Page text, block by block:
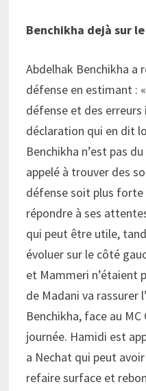
Benchikha dejà sur
Abdelhak Benchikha a
défense en estimant :
défense et des erreurs
déclaration qui en dit
Benchikha n’est pas
appelé à trouver des
défense soit plus forte
répondre à ses
qui peut être utile,
évoluer sur le côté
et Mammeri n’étaient
de Madani va rassurer
Benchikha, face au
journée. Hamidi est
a Nechat qui peut
refaire surface et